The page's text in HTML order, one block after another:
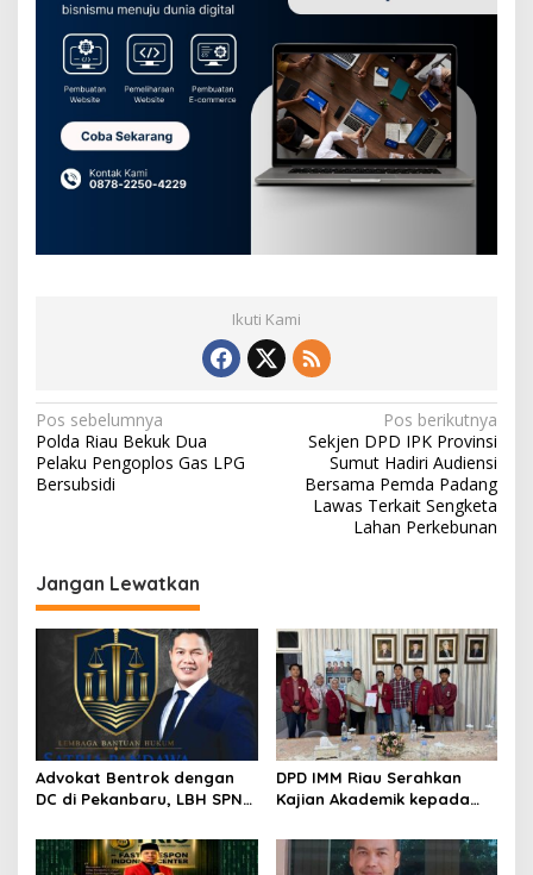
Ikuti Kami
N
a
v
a
s
s
Pos sebelumnya
Polda Riau Bekuk Dua
Pelaku Pengoplos Gas LPG
Bersubsidi
Pos berikutnya
Sekjen DPD IPK Provinsi
Sumut Hadiri Audiensi
Bersama Pemda Padang
Lawas Terkait Sengketa
Lahan Perkebunan
Jangan Lewatkan
Advokat Bentrok dengan
DC di Pekanbaru, LBH SPN
Dugaan Premanisme
DPD IMM Riau Serahkan
Kajian Akademik kepada
Keadilan bagi Provinsi Riau